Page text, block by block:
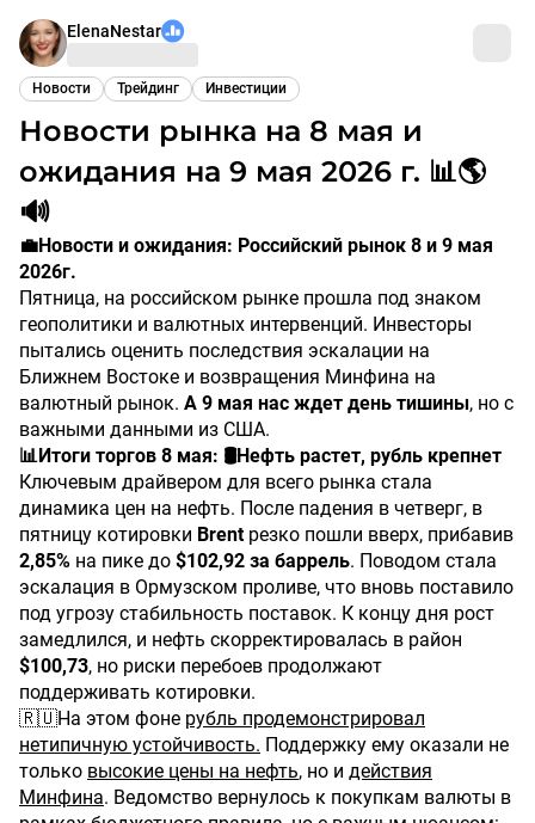
ElenaNestar
Новости Трейдинг Инвестиции
Новости рынка на 8 мая и
ожидания на 9 мая 2026 г. 📊🌎
🔊
💼Новости и ожидания: Российский рынок 8 и 9 мая
2026г.
Пятница, на российском рынке прошла под знаком
геополитики и валютных интервенций. Инвесторы
пытались оценить последствия эскалации на
Ближнем Востоке и возвращения Минфина на
валютный рынок. А 9 мая нас ждет день тишины, но с
важными данными из США.
📊Итоги торгов 8 мая: 🛢️Нефть растет, рубль крепнет
Ключевым драйвером для всего рынка стала
динамика цен на нефть. После падения в четверг, в
пятницу котировки Brentрезко пошли вверх, прибавив
2,85% на пике до $102,92 за баррель. Поводом стала
эскалация в Ормузском проливе, что вновь поставило
под угрозу стабильность поставок. К концу дня рост
замедлился, и нефть скорректировалась в район
$100,73, но риски перебоев продолжают
поддерживать котировки.
🇷🇺На этом фоне рубль продемонстрировал
нетипичную устойчивость. Поддержку ему оказали не
только высокие цены на нефть, но и действия
Минфина. Ведомство вернулось к покупкам валюты в